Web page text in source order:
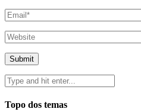
Topo dos temas